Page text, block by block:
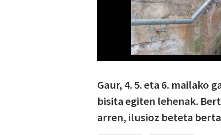
Gaur, 4. 5. eta 6. mailako
bisita egiten lehenak.
arren, ilusioz beteta